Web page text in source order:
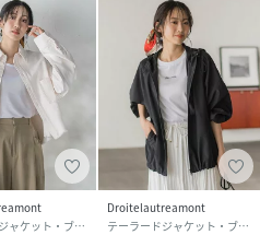
テーラードジャケット・ブレザー
Droitelautreamont
テーラードジャケット・ブレザー